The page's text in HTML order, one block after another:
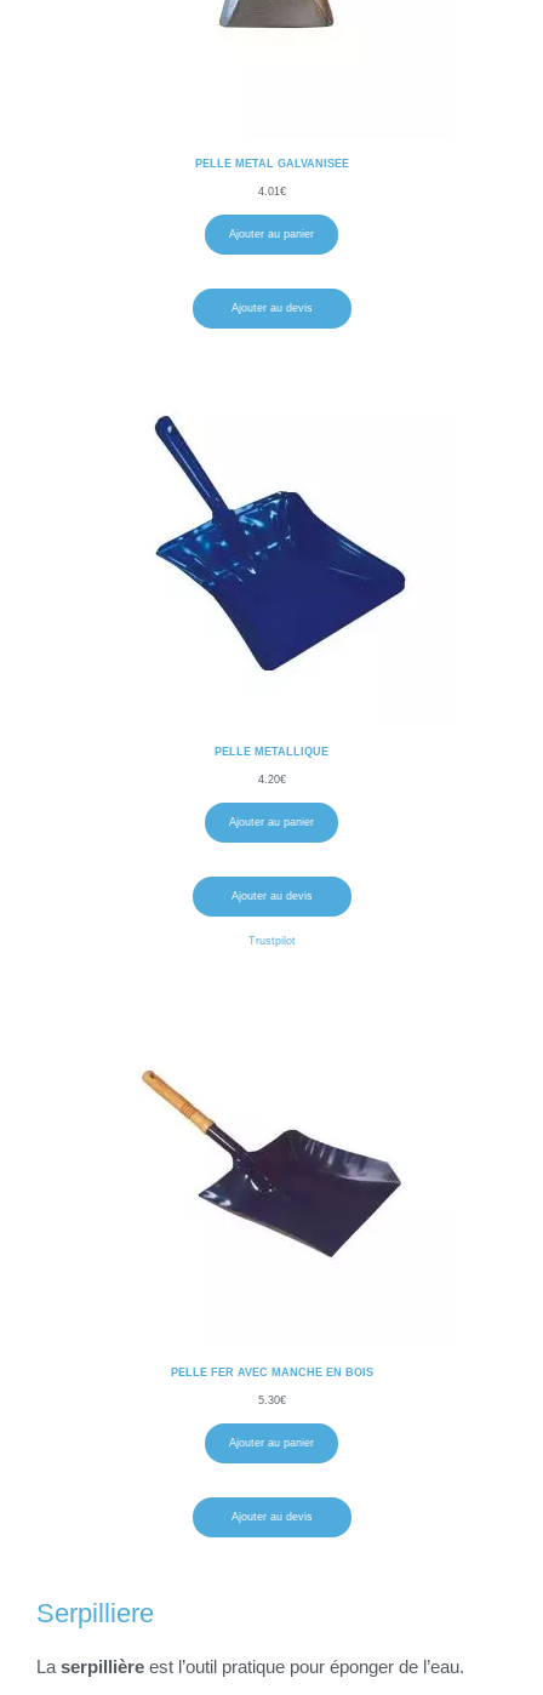
PELLE METAL GALVANISEE
4.01 €
Ajouter au panier
Ajouter au devis
PELLE METALLIQUE
4.20€
Ajouter au panier
Ajouter au devis
Trustpilot
PELLE FER AVEC MANCHE EN BOIS
5.30€
Ajouter au panier
Ajouter au devis
Serpilliere
La serpillière est l’outil pratique pour éponger de l’eau.